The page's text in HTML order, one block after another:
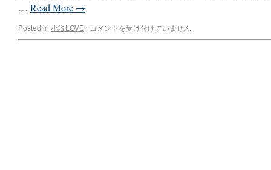
… Read More →
Posted in 小説LOVE | コメントを受け付けていません